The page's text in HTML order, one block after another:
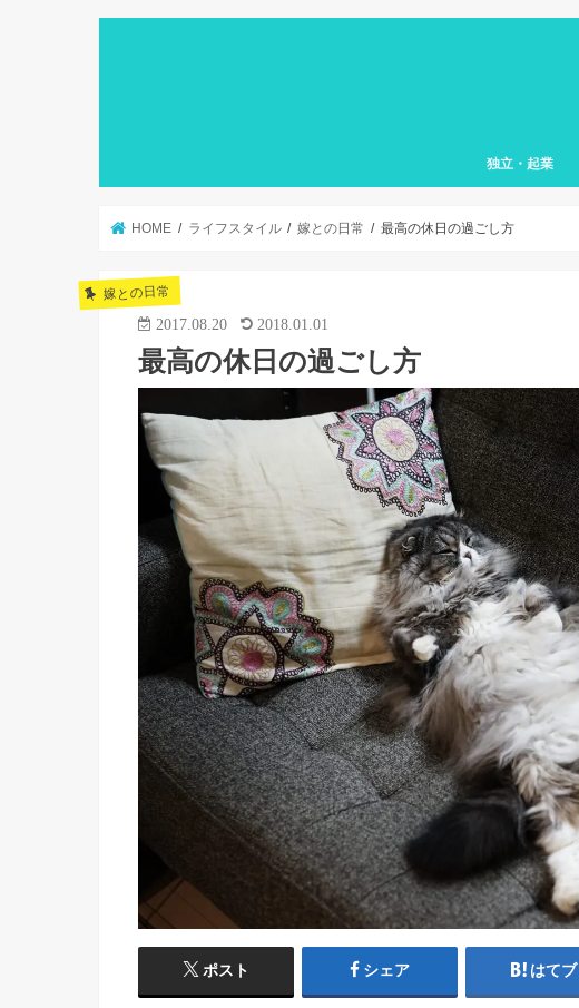
独立・起業
HOME ライフスタイル 嫁との日常 最高の休日の過ごし方
嫁との日常
2017.08.20 2018.01.01
最高の休日の過ごし方
ポスト シェア はてブ